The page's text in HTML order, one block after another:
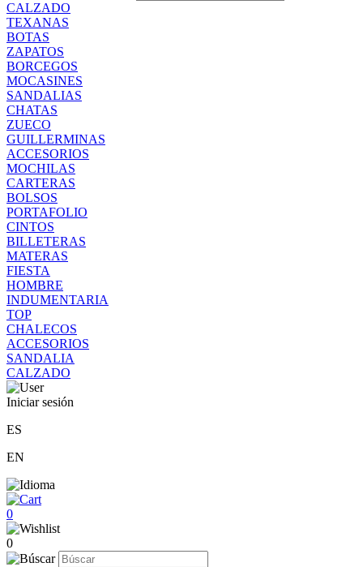
CALZADO
TEXANAS
BOTAS
ZAPATOS
BORCEGOS
MOCASINES
SANDALIAS
CHATAS
ZUECO
GUILLERMINAS
ACCESORIOS
MOCHILAS
CARTERAS
BOLSOS
PORTAFOLIO
CINTOS
BILLETERAS
MATERAS
FIESTA
HOMBRE
INDUMENTARIA
TOP
CHALECOS
ACCESORIOS
SANDALIA
CALZADO
Iniciar sesión
ES
EN
0
0